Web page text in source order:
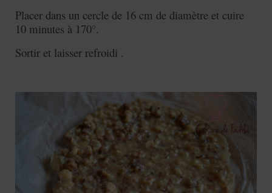
Placer dans un cercle de 16 cm de diamètre et cuire
10 minutes à 170°.
Sortir et laisser refroidi .